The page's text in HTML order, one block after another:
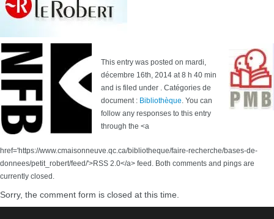
This entry was posted on mardi,
décembre 16th, 2014 at 8 h 40 min
and is filed under . Catégories de
document : Bibliothèque. You can
follow any responses to this entry
through the <a
href='https://www.cmaisonneuve.qc.ca/bibliotheque/faire-recherche/bases-de-
donnees/petit_robert/feed/'>RSS 2.0</a> feed. Both comments and pings are
currently closed.
Sorry, the comment form is closed at this time.